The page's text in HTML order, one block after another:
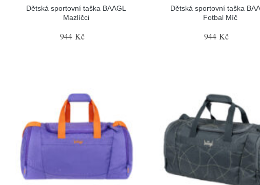
Dětská sportovní taška BAAGL
Mazlíčci
944 Kč
Dětská sportovní taška
Fotbal Míč
944 Kč